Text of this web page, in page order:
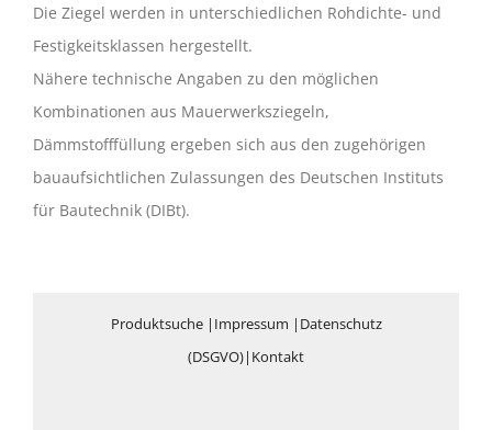
Die Ziegel werden in unterschiedlichen Rohdichte- und
Festigkeitsklassen hergestellt.
Nähere technische Angaben zu den möglichen
Kombinationen aus Mauerwerksziegeln,
Dämmstofffüllung ergeben sich aus den zugehörigen
bauaufsichtlichen Zulassungen des Deutschen Instituts
für Bautechnik (DIBt).
Produktsuche| Impressum | Datenschutz
(DSGVO)| Kontakt